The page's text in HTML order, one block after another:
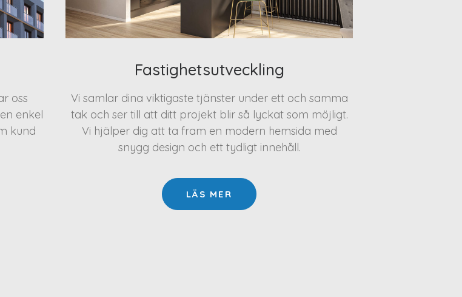
oss
enkel
kund
Fastighetsutveckling
Vi samlar dina viktigaste tjänster under ett och samma
tak och ser till att ditt projekt blir så lyckat som möjligt.
Vi hjälper dig att ta fram en modern hemsida med
snygg design och ett tydligt innehåll.
LÄS MER